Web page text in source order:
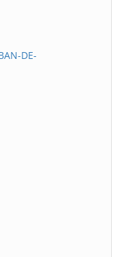
DE-